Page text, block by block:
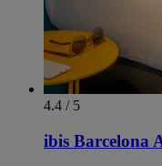
4.4 / 5
ibis Barcelona